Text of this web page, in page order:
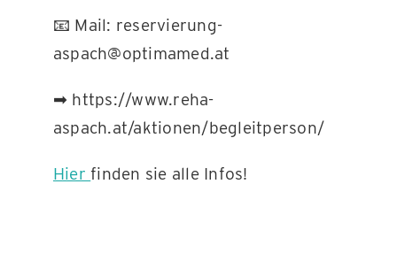
📧 Mail: reservierung-
aspach@optimamed.at
➡ https://www.reha-
aspach.at/aktionen/begleitperson/
Hier finden sie alle Infos!